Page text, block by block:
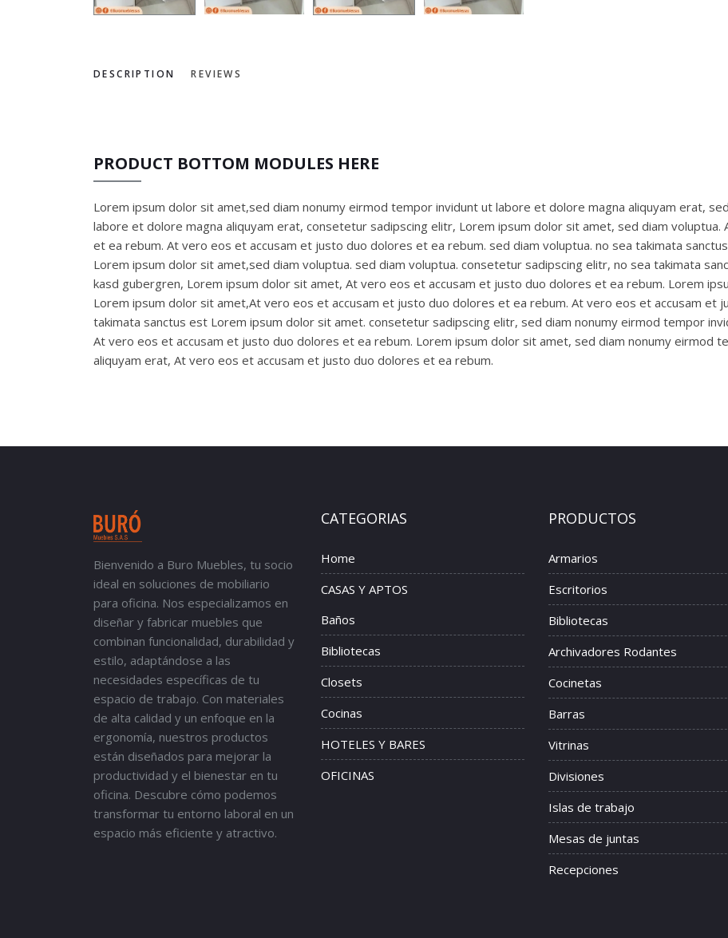
DESCRIPTION REVIEWS
PRODUCT BOTTOM MODULES HERE
Lorem ipsum dolor sit amet,sed diam nonumy eirmod tempor invidunt ut labore et dolore magna aliquyam erat,
labore et dolore magna aliquyam erat, consetetur sadipscing elitr, Lorem ipsum dolor sit amet, sed diam
et ea rebum. At vero eos et accusam et justo duo dolores et ea rebum. sed diam voluptua. no sea takimata
Lorem ipsum dolor sit amet,sed diam voluptua. sed diam voluptua. consetetur sadipscing elitr, no sea takimata
kasd gubergren, Lorem ipsum dolor sit amet, At vero eos et accusam et justo duo dolores et ea rebum. Lorem
Lorem ipsum dolor sit amet,At vero eos et accusam et justo duo dolores et ea rebum. At vero eos et accusam et
takimata sanctus est Lorem ipsum dolor sit amet. consetetur sadipscing elitr, sed diam nonumy eirmod tempor
At vero eos et accusam et justo duo dolores et ea rebum. Lorem ipsum dolor sit amet, sed diam nonumy eirmod
aliquyam erat, At vero eos et accusam et justo duo dolores et ea rebum.
Bienvenido a Buro Muebles, tu socio
ideal en soluciones de mobiliario
para oficina. Nos especializamos en
diseñar y fabricar muebles que
combinan funcionalidad, durabilidad y
estilo, adaptándose a las
necesidades específicas de tu
espacio de trabajo. Con materiales
de alta calidad y un enfoque en la
ergonomía, nuestros productos
están diseñados para mejorar la
productividad y el bienestar en tu
oficina. Descubre cómo podemos
transformar tu entorno laboral en un
espacio más eficiente y atractivo.
CATEGORIAS
Home
CASAS Y APTOS
Baños
Bibliotecas
Closets
Cocinas
HOTELES Y BARES
OFICINAS
PRODUCTOS
Armarios
Escritorios
Bibliotecas
Archivadores Rodantes
Cocinetas
Barras
Vitrinas
Divisiones
Islas de trabajo
Mesas de juntas
Recepciones